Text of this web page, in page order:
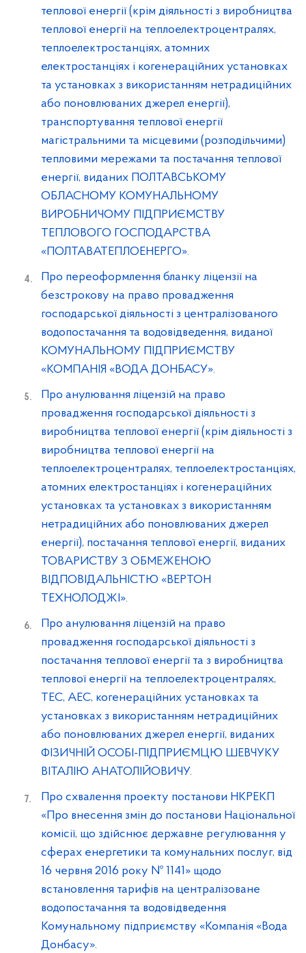
теплової енергії (крім діяльності з виробництва
теплової енергії на теплоелектроцентралях,
теплоелектростанціях, атомних
електростанціях і когенераційних установках
та установках з використанням нетрадиційних
або поновлюваних джерел енергії),
транспортування теплової енергії
магістральними та місцевими (розподільчими)
тепловими мережами та постачання теплової
енергії, виданих ПОЛТАВСЬКОМУ
ОБЛАСНОМУ КОМУНАЛЬНОМУ
ВИРОБНИЧОМУ ПІДПРИЄМСТВУ
ТЕПЛОВОГО ГОСПОДАРСТВА
«ПОЛТАВАТЕПЛОЕНЕРГО».
Про переоформлення бланку ліцензії на
безстрокову на право провадження
господарської діяльності з централізованого
водопостачання та водовідведення, виданої
КОМУНАЛЬНОМУ ПІДПРИЄМСТВУ
«КОМПАНІЯ «ВОДА ДОНБАСУ».
Про анулювання ліцензій на право
провадження господарської діяльності з
виробництва теплової енергії (крім діяльності з
виробництва теплової енергії на
теплоелектроцентралях, теплоелектростанціях,
атомних електростанціях і когенераційних
установках та установках з використанням
нетрадиційних або поновлюваних джерел
енергії), постачання теплової енергії, виданих
ТОВАРИСТВУ З ОБМЕЖЕНОЮ
ВІДПОВІДАЛЬНІСТЮ «ВЕРТОН
ТЕХНОЛОДЖІ».
Про анулювання ліцензій на право
провадження господарської діяльності з
постачання теплової енергії та з виробництва
теплової енергії на теплоелектроцентралях,
ТЕС, АЕС, когенераційних установках та
установках з використанням нетрадиційних
або поновлюваних джерел енергії, виданих
ФІЗИЧНІЙ ОСОБІ-ПІДПРИЄМЦЮ ШЕВЧУКУ
ВІТАЛІЮ АНАТОЛІЙОВИЧУ.
Про схвалення проекту постанови НКРЕКП
«Про внесення змін до постанови Національної
комісії, що здійснює державне регулювання у
сферах енергетики та комунальних послуг, від
16 червня 2016 року № 1141» щодо
встановлення тарифів на централізоване
водопостачання та водовідведення
Комунальному підприємству «Компанія «Вода
Донбасу».